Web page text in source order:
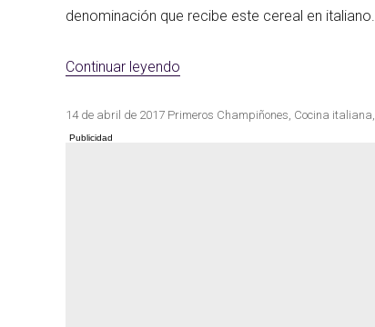
denominación que recibe este cereal en italiano.
Continuar leyendo
Publicado
el
14 de abril de 2017 Categorías
Primeros Etiquetas
Champiñones, Cocina italiana,